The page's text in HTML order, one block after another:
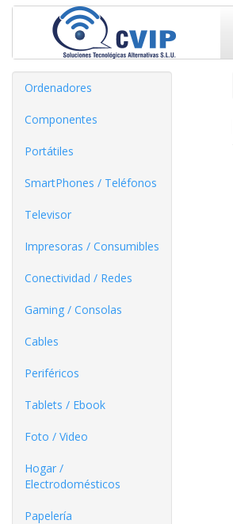
Ordenadores
Componentes
Portátiles
SmartPhones / Teléfonos
Televisor
Impresoras / Consumibles
Conectividad / Redes
Gaming / Consolas
Cables
Periféricos
Tablets / Ebook
Foto / Video
Hogar /
Electrodomésticos
Papelería